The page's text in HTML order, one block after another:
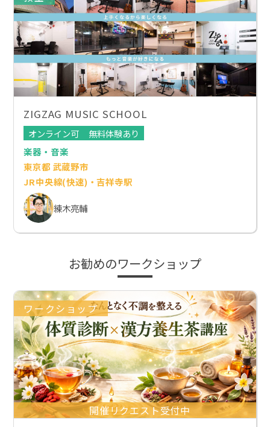
ZIGZAG MUSIC SCHOOL
オンライン可
無料体験あり
楽器・音楽
東京都 武蔵野市
JR中央線(快速)・吉祥寺駅
練木亮輔
お勧めのワークショップ
ワークショップ
開催リクエスト受付中